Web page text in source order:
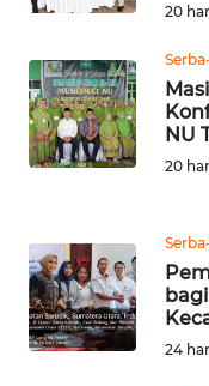
20
NU
20
24
WN
TAPANULI
SELATAN
LESUNG
WN
KARO